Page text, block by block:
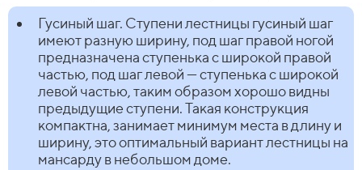
Гусиный шаг. Ступени лестницы гусиный шаг
имеют разную ширину, под шаг правой ногой
предназначена ступенька с широкой правой
частью, под шаг левой — ступенька с широкой
левой частью, таким образом хорошо видны
предыдущие ступени. Такая конструкция
компактна, занимает минимум места в длину и
ширину, это оптимальный вариант лестницы на
мансарду в небольшом доме.